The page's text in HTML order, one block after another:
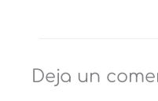
Deja un